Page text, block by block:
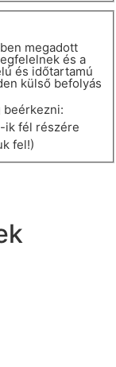
megadott
és a
és időtartamú
külső befolyás
beérkezni:
ik fél részére
fel!)